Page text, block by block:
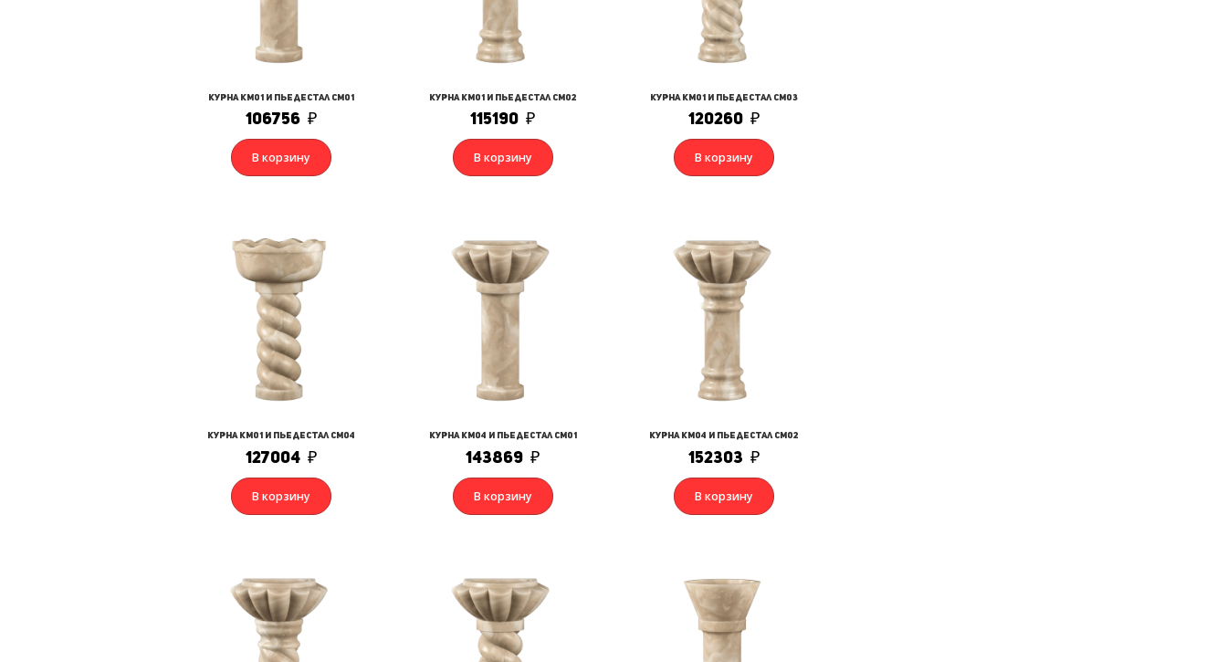
Курна КМ01 и Пьедестал СМ01
106756 ₽
В корзину
Курна КМ01 и Пьедестал СМ02
115190 ₽
В корзину
Курна КМ01 и Пьедестал СМ03
120260 ₽
В корзину
Курна КМ01 и Пьедестал СМ04
127004 ₽
В корзину
Курна КМ04 и Пьедестал СМ01
143869 ₽
В корзину
Курна КМ04 и Пьедестал СМ02
152303 ₽
В корзину